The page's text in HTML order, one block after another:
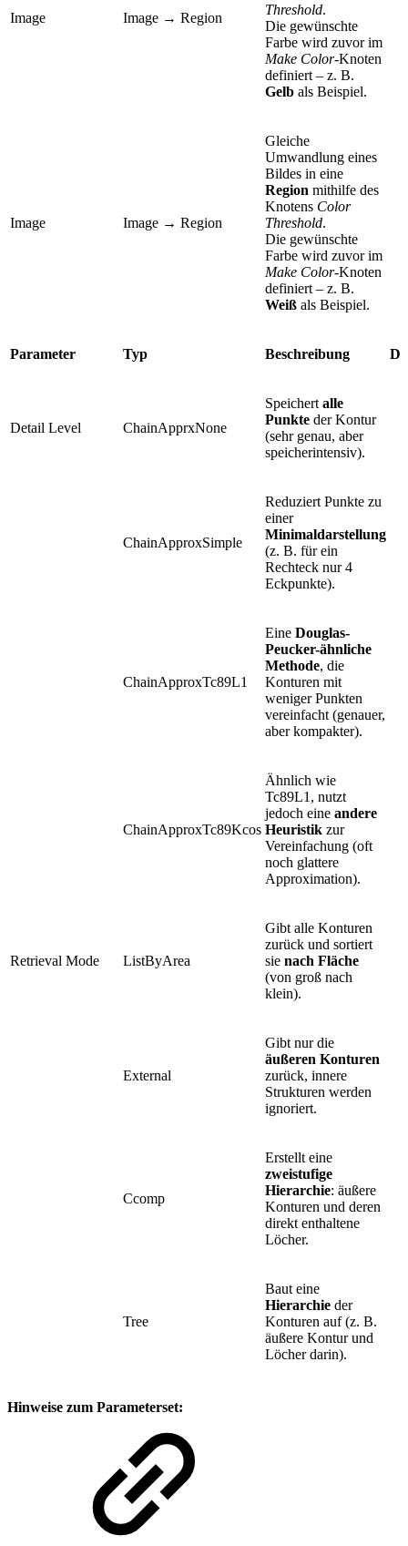
Image Image → Region
Threshold.
Die gewünschte
Farbe wird zuvor im
Make Color-Knoten
definiert – z. B.
Gelb als Beispiel.
Image Image → Region
Gleiche
Umwandlung eines
Bildes in eine
Region mithilfe des
Knotens Color
Threshold.
Die gewünschte
Farbe wird zuvor im
Make Color-Knoten
definiert – z. B.
Weiß als Beispiel.
Parameter Typ Beschreibung
Detail Level ChainApprxNone
Speichert alle
Punkte der Kontur
(sehr genau, aber
speicherintensiv).
ChainApproxSimple
Reduziert Punkte zu
einer
Minimaldarstellung
(z. B. für ein
Rechteck nur 4
Eckpunkte).
ChainApproxTc89L1
Eine Douglas-
Peucker-ähnliche
Methode, die
Konturen mit
weniger Punkten
vereinfacht (genauer,
aber kompakter).
ChainApproxTc89Kcos
Ähnlich wie
Tc89L1, nutzt
jedoch eine andere
Heuristik zur
Vereinfachung (oft
noch glattere
Approximation).
Retrieval Mode ListByArea
Gibt alle Konturen
zurück und sortiert
sie nach Fläche
(von groß nach
klein).
External
Gibt nur die
äußeren Konturen
zurück, innere
Strukturen werden
ignoriert.
Ccomp
Erstellt eine
zweistufige
Hierarchie: äußere
Konturen und deren
direkt enthaltene
Löcher.
Tree
Baut eine
Hierarchie der
Konturen auf (z. B.
äußere Kontur und
Löcher darin).
Hinweise zum Parameterset: